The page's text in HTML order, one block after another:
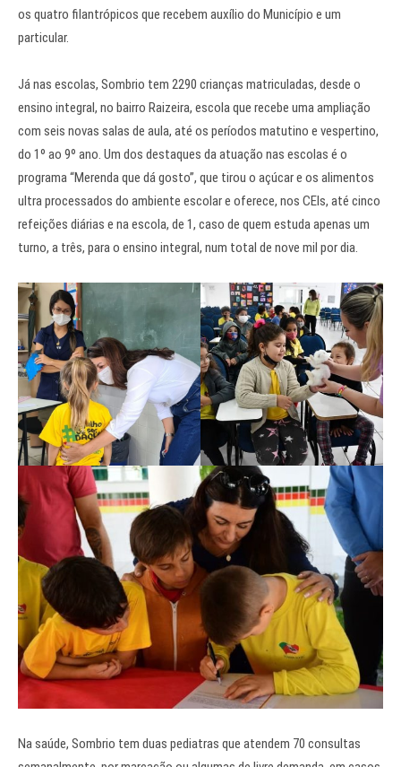
os quatro filantrópicos que recebem auxílio do Município e um
particular.
Já nas escolas, Sombrio tem 2290 crianças matriculadas, desde o
ensino integral, no bairro Raizeira, escola que recebe uma ampliação
com seis novas salas de aula, até os períodos matutino e vespertino,
do 1º ao 9º ano. Um dos destaques da atuação nas escolas é o
programa “Merenda que dá gosto”, que tirou o açúcar e os alimentos
ultra processados do ambiente escolar e oferece, nos CEIs, até cinco
refeições diárias e na escola, de 1, caso de quem estuda apenas um
turno, a três, para o ensino integral, num total de nove mil por dia.
Na saúde, Sombrio tem duas pediatras que atendem 70 consultas